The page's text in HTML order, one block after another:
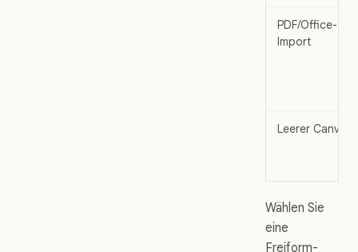
PDF/Office-
Import
Leerer Canvas
Wählen Sie
eine
Freiform-